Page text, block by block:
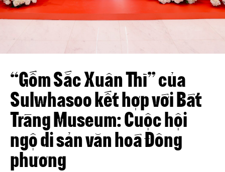
VN EN
“Gốm Sắc Xuân Thì” của
Sulwhasoo kết hợp với Bát
Tràng Museum: Cuộc hội
ngộ di sản văn hoá Đông
phương